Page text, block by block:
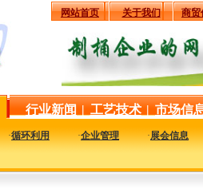
网站首页 关于我们 商贸
行业新闻 | 工艺技术 | 市场信
·循环利用 ·企业管理 ·展会信息